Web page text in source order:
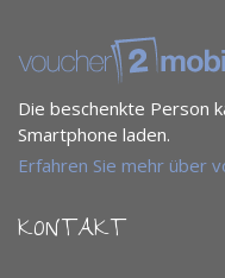
Die beschenkte Person
Smartphone laden.
Erfahren Sie mehr über
KONTAKT